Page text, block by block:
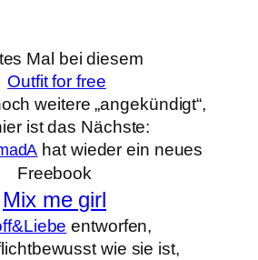
Mal bei diesem
Outfit for free
weitere „angekündigt“,
ist das Nächste:
hat wieder ein neues
Freebook
Mix me girl
entworfen,
wie sie ist,